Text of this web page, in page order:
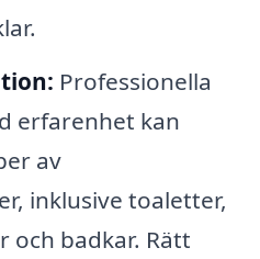
Professionella
erfarenhet kan
av
inklusive toaletter,
och badkar. Rätt